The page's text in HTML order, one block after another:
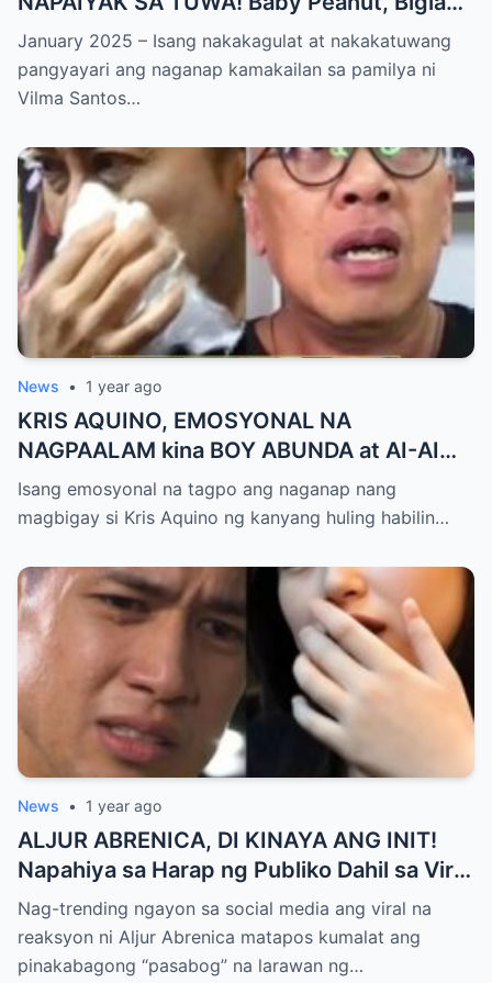
NAGSALITA ng DIRETSO sa Harap ng Lahat
— Jessy Mendiola, EMOSYONAL sa
Milestone ng Anak! Netizens Kinilig at Na-
January 2025 – Isang nakakagulat at nakakatuwang
pangyayari ang naganap kamakailan sa pamilya ni
Vilma Santos…
News • 1 year ago
KRIS AQUINO, EMOSYONAL NA
NAGPAALAM kina BOY ABUNDA at AI-AI
DELAS ALAS! Huling Habilin ng Queen of
All Media, NAGPAIYAK sa Buong Bayan —
Pagpapatawad, Isiniwalat na!
Isang emosyonal na tagpo ang naganap nang
magbigay si Kris Aquino ng kanyang huling habilin…
News • 1 year ago
ALJUR ABRENICA, DI KINAYA ANG INIT!
Napahiya sa Harap ng Publiko Dahil sa Viral
PASABOG Photo ni KYLIE PADILLA —
Netizens Nagulantang sa Ganda at Lakas
ng Aura! “Sino Talaga ang Nagsisi
Nag-trending ngayon sa social media ang viral na
reaksyon ni Aljur Abrenica matapos kumalat ang
pinakabagong “pasabog” na larawan ng…